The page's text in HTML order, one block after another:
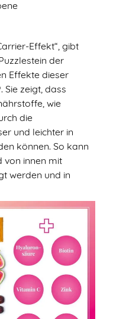
Effekt“, gibt
der
Effekte dieser
Sie zeigt, dass
wie
die
und leichter in
können. So kann
von innen mit
werden und in